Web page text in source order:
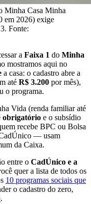
Minha Casa Minha
em 2026) exige
Fonte:
a Faixa 1 do Minha
mostramos aqui no
a casa: o cadastro abre a
até R$ 3.200 por mês),
o programa.
Vida (renda familiar até
obrigatório e o subsídio
recebe BPC ou Bolsa
— usam
da Caixa.
entre o CadÚnico e a
quer a lista de todos os
10 programas sociais que
o cadastro do zero,
.